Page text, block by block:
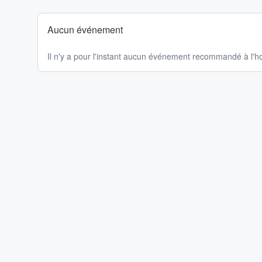
Aucun événement
Il n'y a pour l'instant aucun événement recommandé à